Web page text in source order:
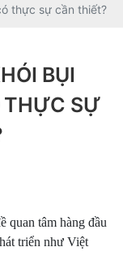
thực sự cần thiết?
BỤI
THỰC SỰ
tâm hàng đầu
triển như Việt